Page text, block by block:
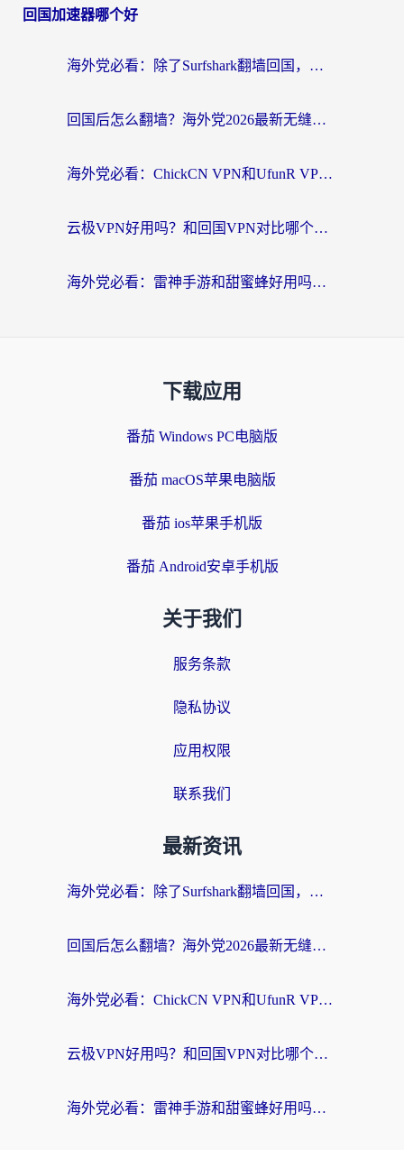
回国加速器哪个好
海外党必看：除了Surfshark翻墙回国，这些加速器选择技巧你真的懂吗？
回国后怎么翻墙？海外党2026最新无缝访问国内资源全攻略（附对比实测）
海外党必看：ChickCN VPN和UfunR VPN对比哪个回国效果更好？附实用选择指南
云极VPN好用吗？和回国VPN对比哪个回国效果更好？海外党亲测避坑指南
海外党必看：雷神手游和甜蜜蜂好用吗？3步选对回国加速器无缝刷国内资源
下载应用
番茄 Windows PC电脑版
番茄 macOS苹果电脑版
番茄 ios苹果手机版
番茄 Android安卓手机版
关于我们
服务条款
隐私协议
应用权限
联系我们
最新资讯
海外党必看：除了Surfshark翻墙回国，这些加速器选择技巧你真的懂吗？
回国后怎么翻墙？海外党2026最新无缝访问国内资源全攻略（附对比实测）
海外党必看：ChickCN VPN和UfunR VPN对比哪个回国效果更好？附实用选择指南
云极VPN好用吗？和回国VPN对比哪个回国效果更好？海外党亲测避坑指南
海外党必看：雷神手游和甜蜜蜂好用吗？3步选对回国加速器无缝刷国内资源